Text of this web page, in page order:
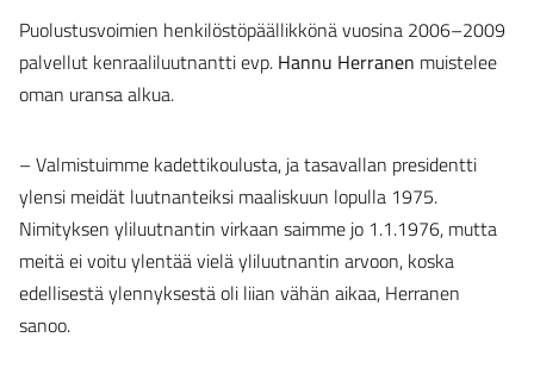
Puolustusvoimien henkilöstöpäällikkönä vuosina 2006–2009
palvellut kenraaliluutnantti evp. Hannu Herranen muistelee
oman uransa alkua.
– Valmistuimme kadettikoulusta, ja tasavallan presidentti
ylensi meidät luutnanteiksi maaliskuun lopulla 1975.
Nimityksen yliluutnantin virkaan saimme jo 1.1.1976, mutta
meitä ei voitu ylentää vielä yliluutnantin arvoon, koska
edellisestä ylennyksestä oli liian vähän aikaa, Herranen
sanoo.